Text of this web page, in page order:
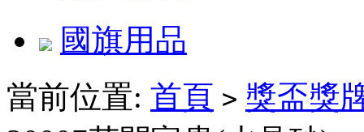
國旗用品
當前位置: 首頁 > 獎盃獎